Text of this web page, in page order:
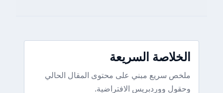
الخلاصة السريعة
ملخص سريع مبني على محتوى المقال الحالي
وحقول ووردبريس الافتراضية.